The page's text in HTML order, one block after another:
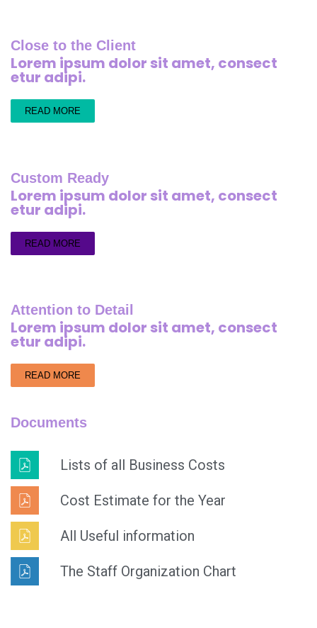
Close to the Client
Lorem ipsum dolor sit amet, consect
etur adipi.
READ MORE
Custom Ready
Lorem ipsum dolor sit amet, consect
etur adipi.
READ MORE
Attention to Detail
Lorem ipsum dolor sit amet, consect
etur adipi.
READ MORE
Documents
Lists of all Business Costs
Cost Estimate for the Year
All Useful information
The Staff Organization Chart